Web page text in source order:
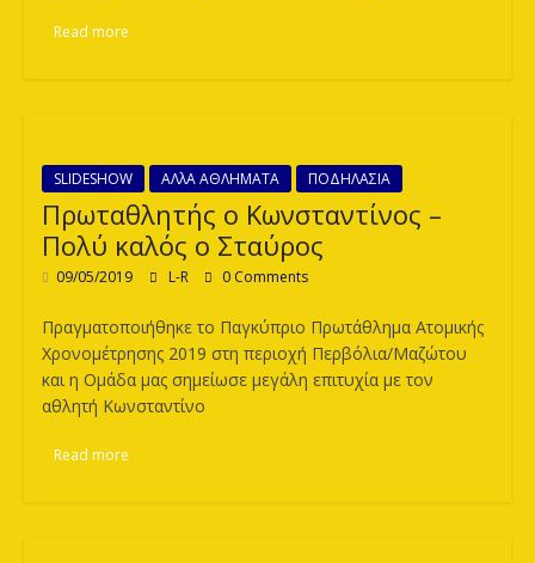
Read more
SLIDESHOW ΑΛλΑ ΑΘΛΗΜΑΤΑ ΠΟΔΗΛΑΣΙΑ
Πρωταθλητής ο Κωνσταντίνος –
Πολύ καλός ο Σταύρος
09/05/2019 L-R 0 Comments
Πραγματοποιήθηκε το Παγκύπριο Πρωτάθλημα Ατομικής
Χρονομέτρησης 2019 στη περιοχή Περβόλια/Μαζώτου
και η Ομάδα μας σημείωσε μεγάλη επιτυχία με τον
αθλητή Κωνσταντίνο
Read more